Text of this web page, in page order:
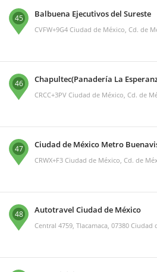
45 Balbuena Ejecutivos del Sureste
CVFW+9G4 Ciudad de México, Cd. de
46 Chapultec(Panadería La
CRCC+3PV Ciudad de México, Cd. de
47 Ciudad de México Metro
CRWX+F3 Ciudad de México, Cd. de
48 Autotravel Ciudad de México
Central 4759, Tlacamaca, 07380 Ciudad